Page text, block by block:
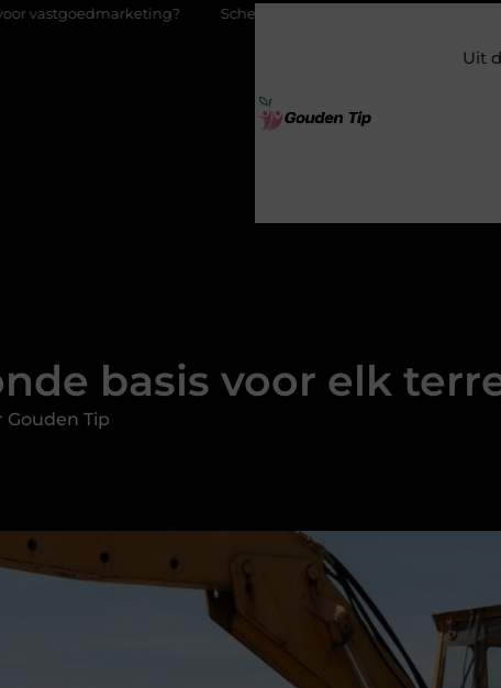
Schenking aan een goed doel: waarom geven zoveel
Uit
basis voor elk
Gouden Tip